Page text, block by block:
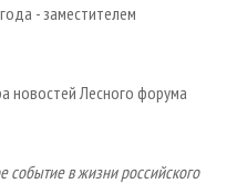
- заместителем
новостей Лесного форума
событие в жизни российского